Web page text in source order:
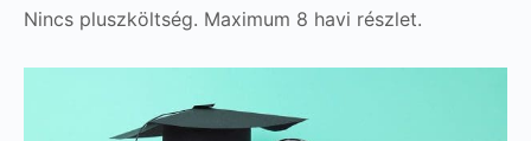
Nincs pluszköltség. Maximum 8 havi részlet.